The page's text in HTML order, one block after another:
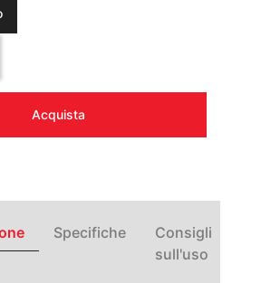
Acquista
Specifiche
Consigli
sull'uso